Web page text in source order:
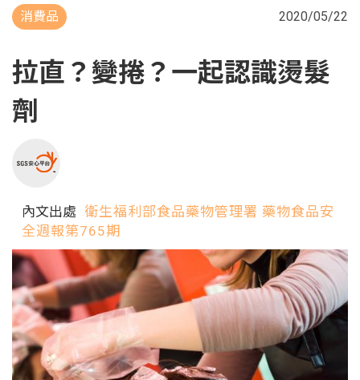
消費品 2020/05/22
拉直？變捲？一起認識燙髮
劑
內文出處 衛生福利部食品藥物管理署 藥物食品安
全週報第765期